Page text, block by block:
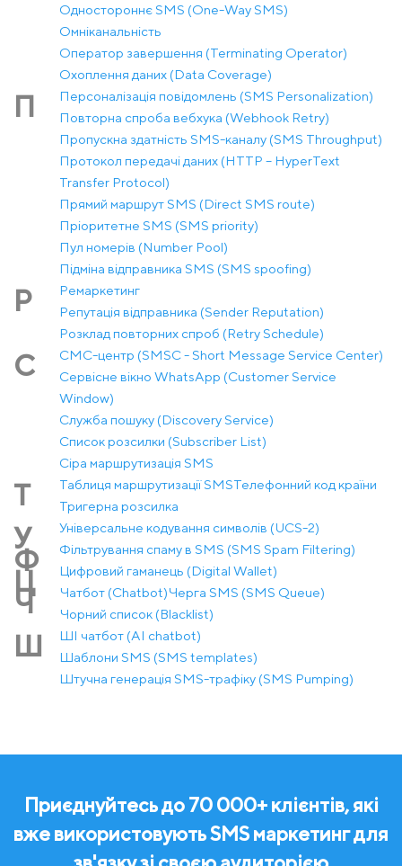
Одностороннє SMS (One-Way SMS)
Омніканальність
Оператор завершення (Terminating Operator)
Охоплення даних (Data Coverage)
П
Персоналізація повідомлень (SMS Personalization)
Повторна спроба вебхука (Webhook Retry)
Пропускна здатність SMS-каналу (SMS Throughput)
Протокол передачі даних (HTTP – HyperText
Transfer Protocol)
Прямий маршрут SMS (Direct SMS route)
Пріоритетне SMS (SMS priority)
Пул номерів (Number Pool)
Підміна відправника SMS (SMS spoofing)
Р
Ремаркетинг
Репутація відправника (Sender Reputation)
Розклад повторних спроб (Retry Schedule)
С
СМС-центр (SMSC - Short Message Service Center)
Сервісне вікно WhatsApp (Customer Service
Window)
Служба пошуку (Discovery Service)
Список розсилки (Subscriber List)
Сіра маршрутизація SMS
Т Таблиця маршрутизації SMSТелефонний код країни
Тригерна розсилка
У Універсальне кодування символів (UCS-2)
Ф Фільтрування спаму в SMS (SMS Spam Filtering)
Ц Цифровий гаманець (Digital Wallet)
Ч Чатбот (Chatbot)Черга SMS (SMS Queue)
Чорний список (Blacklist)
Ш
ШІ чатбот (AI chatbot)
Шаблони SMS (SMS templates)
Штучна генерація SMS-трафіку (SMS Pumping)
Приєднуйтесь до 70 000+ клієнтів, які
вже використовують SMS маркетинг для